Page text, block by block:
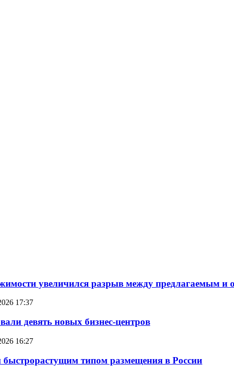
увеличился разрыв между предлагаемым
17:37
девять новых бизнес-центров
16:27
быстрорастущим типом размещения в России